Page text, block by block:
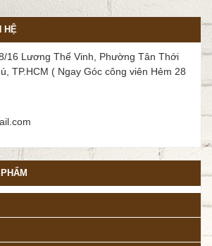
HỆ
16 Lương Thế Vinh, Phường Tân Thới
TP.HCM ( Ngay Góc công viên Hẻm 28